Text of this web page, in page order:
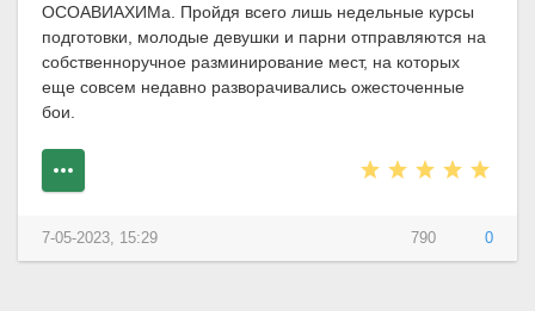
ОСОАВИАХИМа. Пройдя всего лишь недельные курсы
подготовки, молодые девушки и парни отправляются на
собственноручное разминирование мест, на которых
еще совсем недавно разворачивались ожесточенные
бои.
790 0
7-05-2023, 15:29